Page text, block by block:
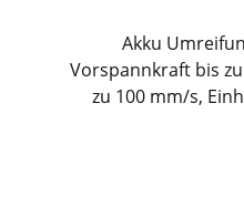
Akku
Vorspannkraft bis
zu 100 mm/s,